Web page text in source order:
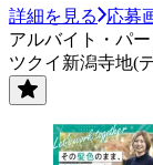
詳細を見る
応募
アルバイト・パー
ツクイ新潟寺地(